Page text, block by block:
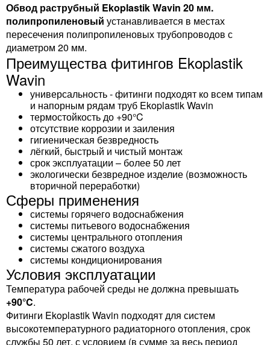
Обвод раструбный Ekoplastik Wavin 20 мм.
полипропиленовый устанавливается в местах
пересечения полипропиленовых трубопроводов с
диаметром 20 мм.
Преимущества фитингов Ekoplastik
Wavin
универсальность - фитинги подходят ко всем типам
и напорным рядам труб Ekoplastik Wavin
термостойкость до +90°C
отсутствие коррозии и заиления
гигиеническая безвредность
лёгкий, быстрый и чистый монтаж
срок эксплуатации – более 50 лет
экологически безвредное изделие (возможность
вторичной переработки)
Сферы применения
системы горячего водоснабжения
системы питьевого водоснабжения
системы центрального отопления
системы сжатого воздуха
системы кондиционирования
Условия эксплуатации
Температура рабочей среды не должна превышать
+90°C.
Фитинги Ekoplastik Wavin подходят для систем
высокотемпературного радиаторного отопления, срок
службы 50 лет, с условием (в сумме за весь период